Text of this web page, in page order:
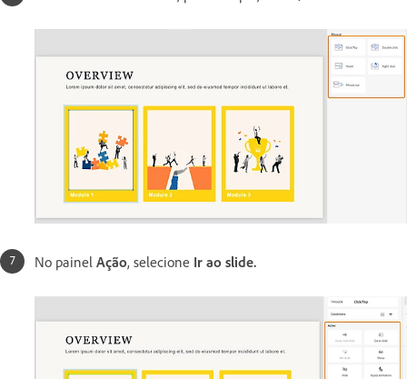
No painel Ação, selecione Ir ao slide.